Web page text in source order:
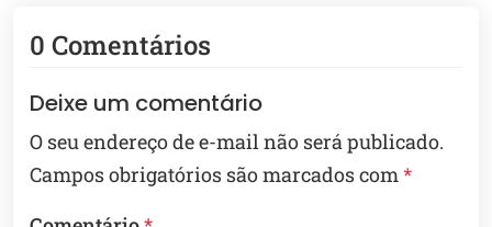
0 Comentários
Deixe um comentário
O seu endereço de e-mail não será publicado.
Campos obrigatórios são marcados com*